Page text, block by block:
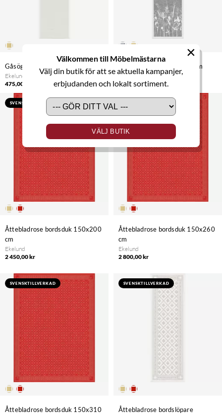
Välkommen till Möbelmästarna
Välj din butik för att se aktuella kampanjer,
erbjudanden och lokalt sortiment.
VÄLJ BUTIK
×
Gåsöga bordslöpare 35x120 cm
Ekelund
475,00 kr
Airy bordslöpare 35x120 cm
Ekelund
475,00 kr
SVENSKTILLVERKAD
Åttebladrose bordsduk 150x200
cm
Ekelund
2 450,00 kr
Åttebladrose bordsduk 150x260
cm
Ekelund
2 800,00 kr
SVENSKTILLVERKAD
Åttebladrose bordsduk 150x310
SVENSKTILLVERKAD
Åttebladrose bordslöpare